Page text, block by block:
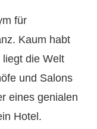
für
Kaum habt
die Welt
und Salons
eines genialen
Hotel.